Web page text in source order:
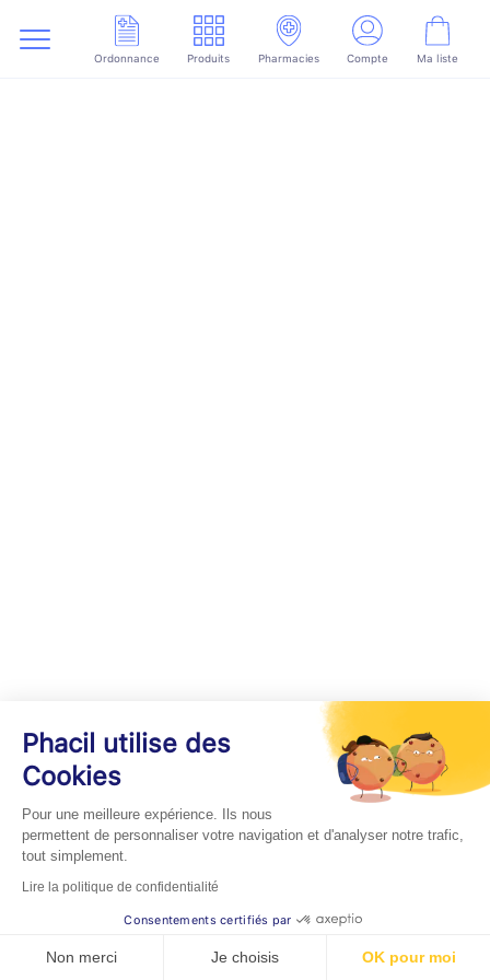
Ordonnance Produits Pharmacies Compte Ma liste
Phacil utilise des
Cookies
Pour une meilleure expérience. Ils nous
permettent de personnaliser votre navigation et d'analyser notre trafic,
tout simplement.
Lire la politique de confidentialité
Consentements certifiés par
Non merci Je choisis OK pour moi